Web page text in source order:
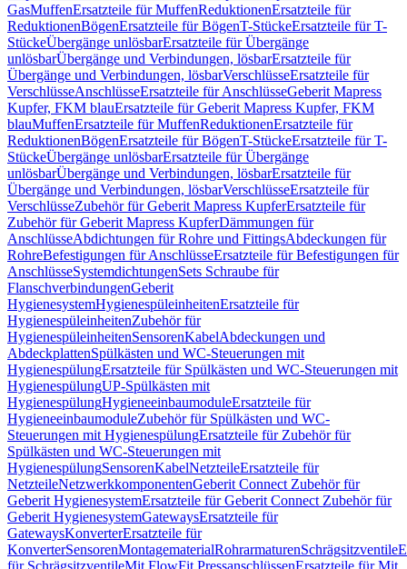
GasMuffenErsatzteile für MuffenReduktionenErsatzteile für
ReduktionenBögenErsatzteile für BögenT-StückeErsatzteile für T-
StückeÜbergänge unlösbarErsatzteile für Übergänge
unlösbarÜbergänge und Verbindungen, lösbarErsatzteile für
Übergänge und Verbindungen, lösbarVerschlüsseErsatzteile für
VerschlüsseAnschlüsseErsatzteile für AnschlüsseGeberit Mapress
Kupfer, FKM blauErsatzteile für Geberit Mapress Kupfer, FKM
blauMuffenErsatzteile für MuffenReduktionenErsatzteile für
ReduktionenBögenErsatzteile für BögenT-StückeErsatzteile für T-
StückeÜbergänge unlösbarErsatzteile für Übergänge
unlösbarÜbergänge und Verbindungen, lösbarErsatzteile für
Übergänge und Verbindungen, lösbarVerschlüsseErsatzteile für
VerschlüsseZubehör für Geberit Mapress KupferErsatzteile für
Zubehör für Geberit Mapress KupferDämmungen für
AnschlüsseAbdichtungen für Rohre und FittingsAbdeckungen für
RohreBefestigungen für AnschlüsseErsatzteile für Befestigungen für
AnschlüsseSystemdichtungenSets Schraube für
FlanschverbindungenGeberit
HygienesystemHygienespüleinheitenErsatzteile für
HygienespüleinheitenZubehör für
HygienespüleinheitenSensorenKabelAbdeckungen und
AbdeckplattenSpülkästen und WC-Steuerungen mit
HygienespülungErsatzteile für Spülkästen und WC-Steuerungen mit
HygienespülungUP-Spülkästen mit
HygienespülungHygieneeinbaumoduleErsatzteile für
HygieneeinbaumoduleZubehör für Spülkästen und WC-
Steuerungen mit HygienespülungErsatzteile für Zubehör für
Spülkästen und WC-Steuerungen mit
HygienespülungSensorenKabelNetzteileErsatzteile für
NetzteileNetzwerkkomponentenGeberit Connect Zubehör für
Geberit HygienesystemErsatzteile für Geberit Connect Zubehör für
Geberit HygienesystemGatewaysErsatzteile für
GatewaysKonverterErsatzteile für
KonverterSensorenMontagematerialRohrarmaturenSchrägsitzventile
für SchrägsitzventileMit FlowFit PressanschlüssenErsatzteile für Mit